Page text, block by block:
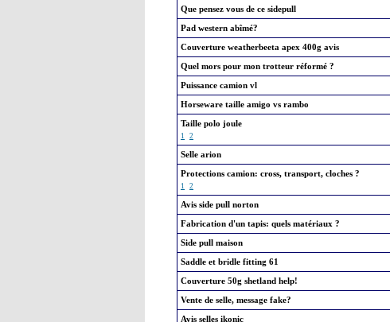
Que pensez vous de ce sidepull
Pad western abîmé?
Couverture weatherbeeta apex 400g avis
Quel mors pour mon trotteur réformé ?
Puissance camion vl
Horseware taille amigo vs rambo
Taille polo joule
1 2
Selle arion
Protections camion: cross, transport, cloches ?
1 2
Avis side pull norton
Fabrication d'un tapis: quels matériaux ?
Side pull maison
Saddle et bridle fitting 61
Couverture 50g shetland help!
Vente de selle, message fake?
Avis selles ikonic